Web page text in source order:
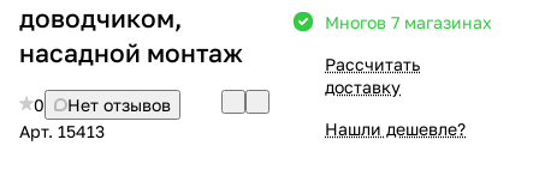
доводчиком,
насадной монтаж
0
Нет отзывов
Арт. 15413
Многов 7 магазинах
Рассчитать
доставку
Нашли дешевле?